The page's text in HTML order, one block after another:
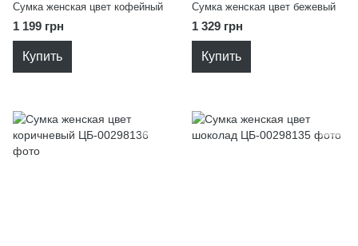
Сумка женская цвет кофейный
1 199 грн
Купить
Сумка женская цвет бежевый
1 329 грн
Купить